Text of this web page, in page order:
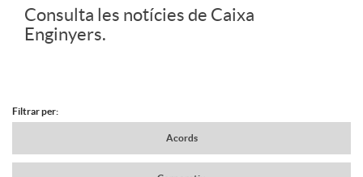
d
Consulta les notícies de Caixa
Enginyers.
N
Filtrar per:
Acords